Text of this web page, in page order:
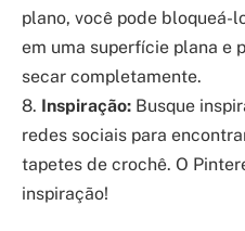
plano, você pode bloqueá-
em uma superfície plana e
secar completamente.
8. Inspiração: Busque
redes sociais para
tapetes de crochê. O
inspiração!